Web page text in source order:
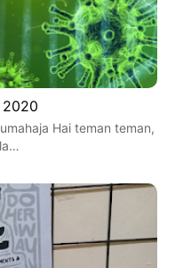
2020
Hai teman teman,